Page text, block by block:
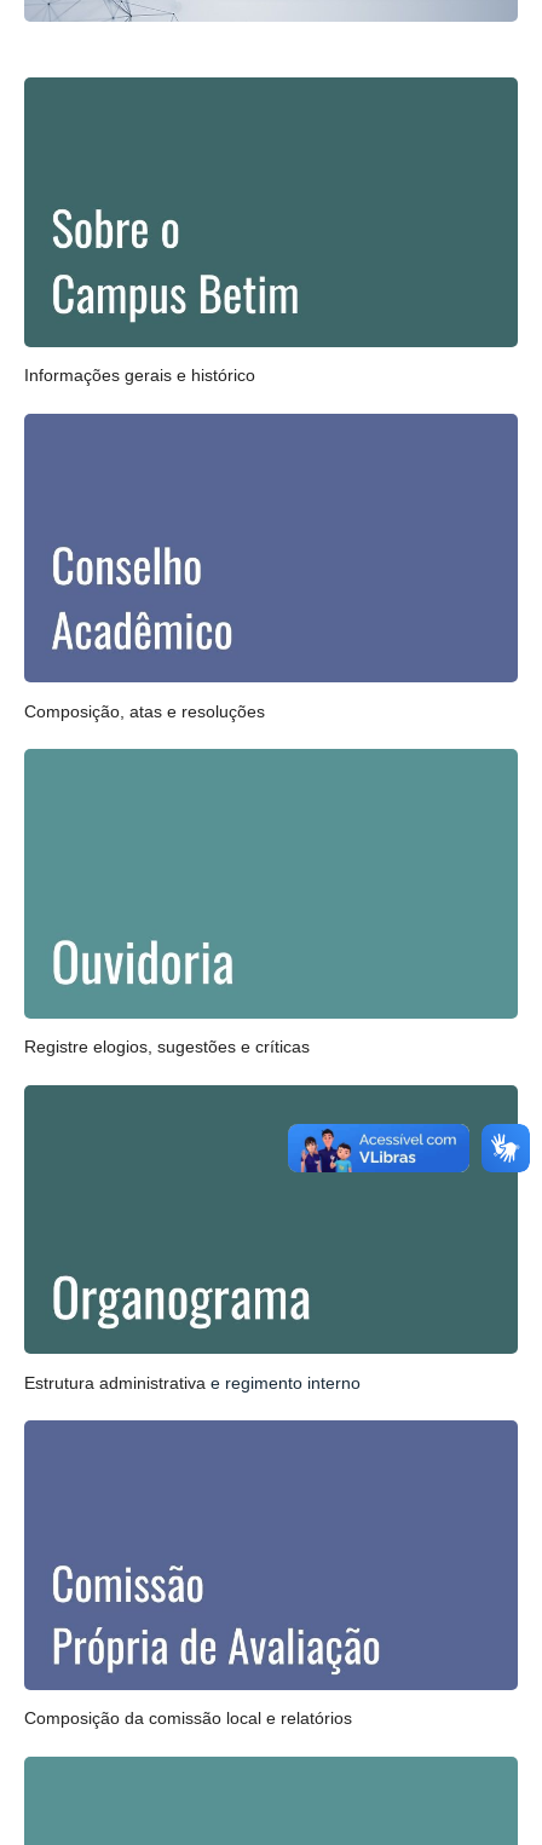
Informações gerais e histórico
Composição, atas e resoluções
Registre elogios, sugestões e críticas
Estrutura administrativa e regimento interno
Composição da comissão local e relatórios